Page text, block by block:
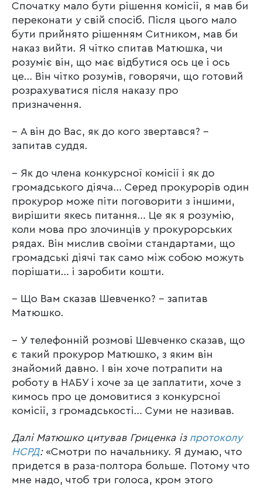
Спочатку мало бути рішення комісії, я мав би
переконати у свій спосіб. Після цього мало
бути прийнято рішенням Ситником, мав би
наказ вийти. Я чітко спитав Матюшка, чи
розуміє він, що має відбутися ось це і ось
це… Він чітко розумів, говорячи, що готовий
розрахуватися після наказу про
призначення.
– А він до Вас, як до кого звертався? –
запитав суддя.
– Як до члена конкурсної комісії і як до
громадського діяча… Серед прокурорів один
прокурор може піти поговорити з іншими,
вирішити якесь питання… Це як я розумію,
коли мова про злочинців у прокурорських
рядах. Він мислив своїми стандартами, що
громадські діячі так само між собою можуть
порішати… і заробити кошти.
– Що Вам сказав Шевченко? – запитав
Матюшко.
– У телефонній розмові Шевченко сказав, що
є такий прокурор Матюшко, з яким він
знайомий давно. І він хоче потрапити на
роботу в НАБУ і хоче за це заплатити, хоче з
кимось про це домовитися з конкурсної
комісії, з громадськості… Суми не називав.
Далі Матюшко цитував Гриценка із протоколу
НСРД: «Смотри по начальнику. Я думаю, что
придется в раза-полтора больше. Потому что
мне надо, чтоб три голоса, кром этого